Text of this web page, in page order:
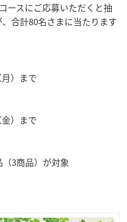
ースにご応募いただくと抽
合計80名さまに当たります
）まで
）まで
3商品）が対象